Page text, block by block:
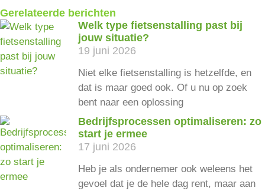
Gerelateerde berichten
Welk type fietsenstalling past bij
jouw situatie?
19 juni 2026
Niet elke fietsenstalling is hetzelfde, en
dat is maar goed ook. Of u nu op zoek
bent naar een oplossing
Bedrijfsprocessen optimaliseren: zo
start je ermee
17 juni 2026
Heb je als ondernemer ook weleens het
gevoel dat je de hele dag rent, maar aan